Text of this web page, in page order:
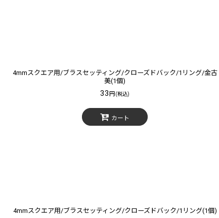
4mmスクエア用/ブラスセッティング/クローズドバック/1リング/金古
美(1個)
33円 (税込)
カート
4mmスクエア用/ブラスセッティング/クローズドバック/1リング(1個)